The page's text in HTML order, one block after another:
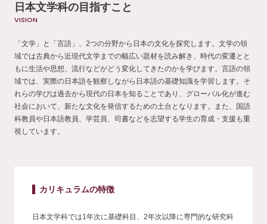
日本文学科の目指すこと
「文学」と「言語」、2つの分野から日本の文化を探究します。文学の領
域では古典から近現代文学までの幅広い題材を読み解き、時代の変遷とと
もに生活や思想、流行などがどう変化してきたのかを学びます。言語の領
域では、実際の日本語を観察しながら日本語の基礎知識を学習します。そ
れらの学びは過去から現代の日本を知ることであり、グローバル化が進む
社会において、新たな文化を発信するための土台となります。また、国語
科教員や日本語教員、学芸員、司書などを志望する学生の育成・支援も重
視しています。
カリキュラムの特徴
日本文学科では1年次に基礎科目、2年次以降に専門的な研究科